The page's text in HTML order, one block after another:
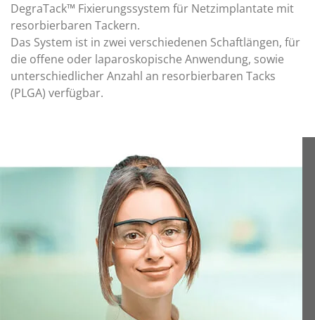
DegraTack™ Fixierungssystem für Netzimplantate mit
resorbierbaren Tackern.
Das System ist in zwei verschiedenen Schaftlängen, für
die offene oder laparoskopische Anwendung, sowie
unterschiedlicher Anzahl an resorbierbaren Tacks
(PLGA) verfügbar.